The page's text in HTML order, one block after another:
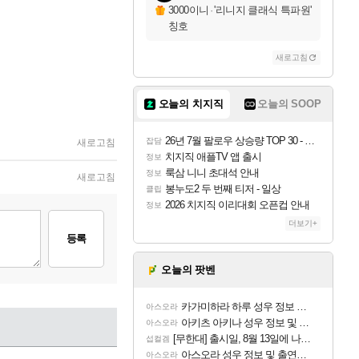
새로고침
새로고침
등록
3000이니 ·'리니지 클래식 특파원'
칭호
새로고침
오늘의 치지직 오늘의 SOOP
잡담 26년 7월 팔로우 상승량 TOP 30 - 월간 치지직
정보 치지직 애플TV 앱 출시
정보 룩삼 니니 초대석 안내
클립 봉누도2 두 번째 티저 - 일상
정보 2026 치지직 이리대회 오픈컵 안내
더보기+
오늘의 팟벤
아스오라 카가미하라 하루 성우 정보 및 주요 필모
아스오라 아키츠 아키나 성우 정보 및 주요 필모
섭컬겜 [무한대] 출시일, 8월 13일에 나오나
아스오라 아스오라 성우 정보 및 출연작 모음